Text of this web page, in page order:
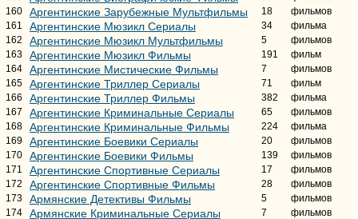
160
Аргентинские Зарубежные Мультфильмы 18
фильмов
161
Аргентинские Мюзикл Сериалы 34
фильма
162
Аргентинские Мюзикл Мультфильмы 5
фильмов
163
Аргентинские Мюзикл Фильмы 191
фильм
164
Аргентинские Мистические Фильмы 7
фильмов
165
Аргентинские Триллер Сериалы 71
фильм
166
Аргентинские Триллер Фильмы 382
фильма
167
Аргентинские Криминальные Сериалы 65
фильмов
168
Аргентинские Криминальные Фильмы 224
фильма
169
Аргентинские Боевики Сериалы 20
фильмов
170
Аргентинские Боевики Фильмы 139
фильмов
171
Аргентинские Спортивные Сериалы 17
фильмов
172
Аргентинские Спортивные Фильмы 28
фильмов
173
Армянские Детективы Фильмы 5
фильмов
174
Армянские Криминальные Сериалы 7
фильмов